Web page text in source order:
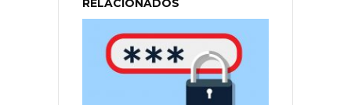
RELACIONADOS